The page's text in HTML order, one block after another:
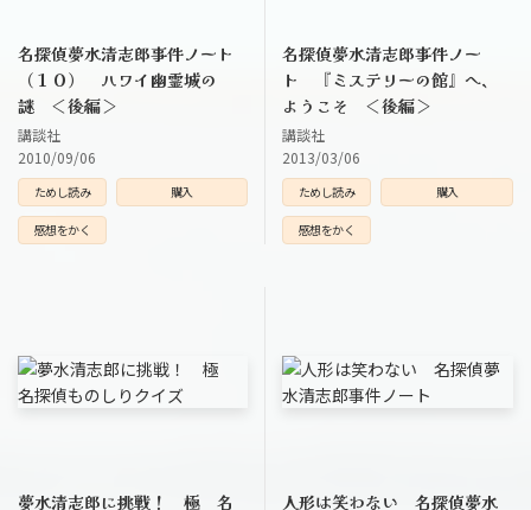
名探偵夢水清志郎事件ノート
（１０） ハワイ幽霊城の
謎 ＜後編＞
講談社
2010/09/06
ためし読み 購入
感想をかく
名探偵夢水清志郎事件ノー
ト 『ミステリーの館』へ、
ようこそ ＜後編＞
講談社
2013/03/06
ためし読み 購入
感想をかく
夢水清志郎に挑戦！ 極 名 人形は笑わない 名探偵夢水